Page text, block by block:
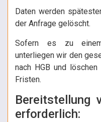
Daten werden
der Anfrage gelöscht.
Sofern es zu einem
unterliegen wir den
nach HGB und
Fristen.
Bereitstellung
erforderlich: